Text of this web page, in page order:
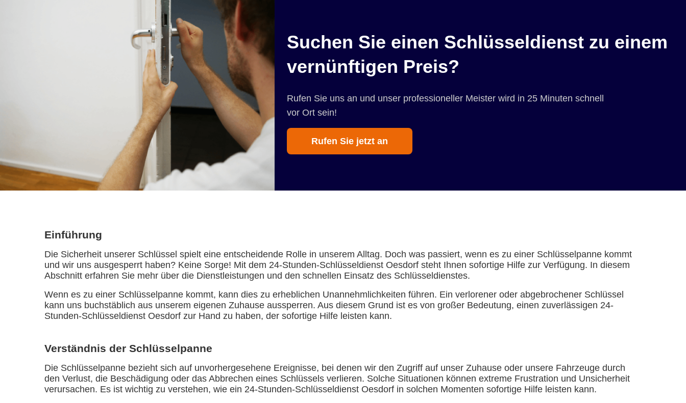
Suchen Sie einen Schlüsseldienst zu einem
vernünftigen Preis?
Rufen Sie uns an und unser professioneller Meister wird in 25 Minuten schnell
vor Ort sein!
Rufen Sie jetzt an
Einführung
Die Sicherheit unserer Schlüssel spielt eine entscheidende Rolle in unserem Alltag. Doch was passiert, wenn es zu einer Schlüsselpanne kommt
und wir uns ausgesperrt haben? Keine Sorge! Mit dem 24-Stunden-Schlüsseldienst Oesdorf steht Ihnen sofortige Hilfe zur Verfügung. In diesem
Abschnitt erfahren Sie mehr über die Dienstleistungen und den schnellen Einsatz des Schlüsseldienstes.
Wenn es zu einer Schlüsselpanne kommt, kann dies zu erheblichen Unannehmlichkeiten führen. Ein verlorener oder abgebrochener Schlüssel
kann uns buchstäblich aus unserem eigenen Zuhause aussperren. Aus diesem Grund ist es von großer Bedeutung, einen zuverlässigen 24-
Stunden-Schlüsseldienst Oesdorf zur Hand zu haben, der sofortige Hilfe leisten kann.
Verständnis der Schlüsselpanne
Die Schlüsselpanne bezieht sich auf unvorhergesehene Ereignisse, bei denen wir den Zugriff auf unser Zuhause oder unsere Fahrzeuge durch
den Verlust, die Beschädigung oder das Abbrechen eines Schlüssels verlieren. Solche Situationen können extreme Frustration und Unsicherheit
verursachen. Es ist wichtig zu verstehen, wie ein 24-Stunden-Schlüsseldienst Oesdorf in solchen Momenten sofortige Hilfe leisten kann.